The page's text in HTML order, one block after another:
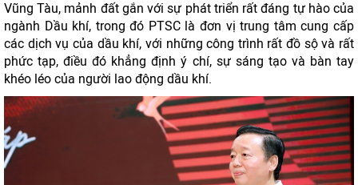
Vũng Tàu, mảnh đất gắn với sự phát triển rất đáng tự hào của
ngành Dầu khí, trong đó PTSC là đơn vị trung tâm cung cấp
các dịch vụ của dầu khí, với những công trình rất đồ sộ và rất
phức tạp, điều đó khẳng định ý chí, sự sáng tạo và bàn tay
khéo léo của người lao động dầu khí.